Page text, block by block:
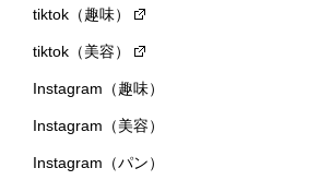
tiktok（趣味）
tiktok（美容）
Instagram（趣味）
Instagram（美容）
Instagram（パン）